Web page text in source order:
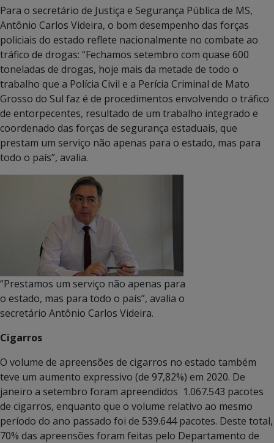
Para o secretário de Justiça e Segurança Pública de MS,
Antônio Carlos Videira, o bom desempenho das forças
policiais do estado reflete nacionalmente no combate ao
tráfico de drogas: “Fechamos setembro com quase 600
toneladas de drogas, hoje mais da metade de todo o
trabalho que a Polícia Civil e a Perícia Criminal de Mato
Grosso do Sul faz é de procedimentos envolvendo o tráfico
de entorpecentes, resultado de um trabalho integrado e
coordenado das forças de segurança estaduais, que
prestam um serviço não apenas para o estado, mas para
todo o país”, avalia.
“Prestamos um serviço não apenas para
o estado, mas para todo o país”, avalia o
secretário Antônio Carlos Videira.
Cigarros
O volume de apreensões de cigarros no estado também
teve um aumento expressivo (de 97,82%) em 2020. De
janeiro a setembro foram apreendidos 1.067.543 pacotes
de cigarros, enquanto que o volume relativo ao mesmo
período do ano passado foi de 539.644 pacotes. Deste total,
70% das apreensões foram feitas pelo Departamento de